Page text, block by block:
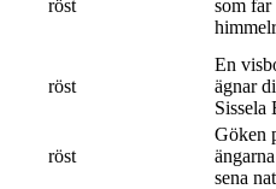
röst
som
röst
En
ägnar
Sissela
röst
Göken
sena